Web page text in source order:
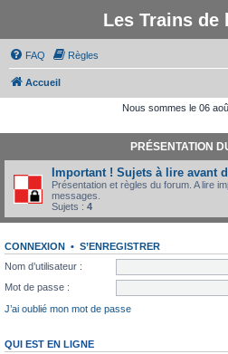
Les Trains de
FAQ Règles
Accueil
Nous sommes le 06
PRÉSENTATION
Important ! Sujets à lire avant
Présentation et règles du forum. A lire
messages.
Sujets : 4
CONNEXION • S’ENREGISTRER
Nom d’utilisateur :
Mot de passe :
J’ai oublié mon mot de passe
QUI EST EN LIGNE